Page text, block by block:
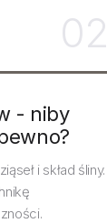
02
- niby
i skład śliny.